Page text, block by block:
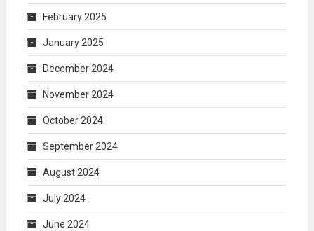
February 2025
January 2025
December 2024
November 2024
October 2024
September 2024
August 2024
July 2024
June 2024